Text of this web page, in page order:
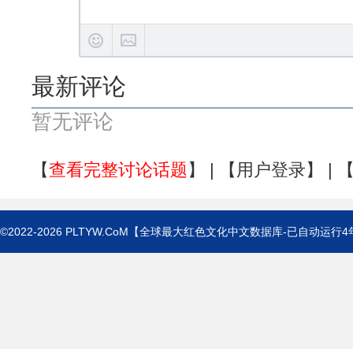
最新评论
暂无评论
【查看完整讨论话题】 | 【 用户登录】 |
©2022-2026 PLTYW.CoM 【全球最大红色文化中文数据库-已自动运行4